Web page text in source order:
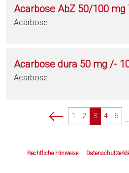
Acarbose AbZ 50/100 mg
Acarbose
Acarbose dura 50 mg /-
Acarbose
p
n
1 2 3 4 5
Rechtliche Hinweise